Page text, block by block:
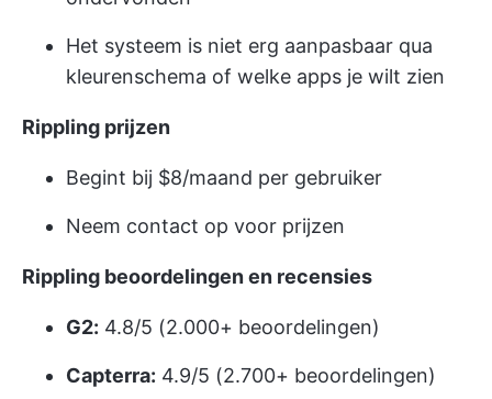
Het systeem is niet erg aanpasbaar qua
kleurenschema of welke apps je wilt zien
Rippling prijzen
Begint bij $8/maand per gebruiker
Neem contact op voor prijzen
Rippling beoordelingen en recensies
G2: 4.8/5 (2.000+ beoordelingen)
Capterra: 4.9/5 (2.700+ beoordelingen)